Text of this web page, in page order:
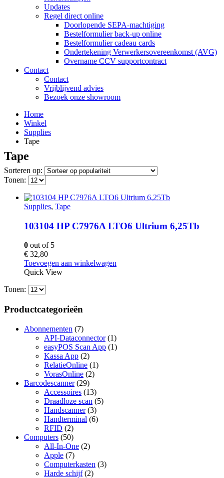
Updates
Regel direct online
Doorlopende SEPA-machtiging
Bestelformulier back-up online
Bestelformulier cadeau cards
Ondertekening Verwerkersovereenkomst (AVG)
Overname CCV supportcontract
Contact
Contact
Vrijblijvend advies
Bezoek onze showroom
Home
Winkel
Supplies
Tape
Tape
Sorteren op:
Tonen:
Supplies, Tape
103104 HP C7976A LTO6 Ultrium 6,25Tb
0 out of 5
€ 32,80
Toevoegen aan winkelwagen
Quick View
Tonen:
Productcategorieën
Abonnementen (7)
API-Dataconnector (1)
easyPOS Scan App (1)
Kassa App (2)
RelatieOnline (1)
VorasOnline (2)
Barcodescanner (29)
Accessoires (13)
Draadloze scan (5)
Handscanner (3)
Handterminal (6)
RFID (2)
Computers (50)
All-In-One (2)
Apple (7)
Computerkasten (3)
Harde schijf (2)